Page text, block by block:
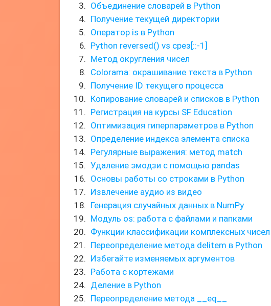
Объединение словарей в Python
Получение текущей директории
Оператор is в Python
Python reversed() vs срез[::-1]
Метод округления чисел
Colorama: окрашивание текста в Python
Получение ID текущего процесса
Копирование словарей и списков в Python
Регистрация на курсы SF Education
Оптимизация гиперпараметров в Python
Определение индекса элемента списка
Регулярные выражения: метод match
Удаление эмодзи с помощью pandas
Основы работы со строками в Python
Извлечение аудио из видео
Генерация случайных данных в NumPy
Модуль os: работа с файлами и папками
Функции классификации комплексных чисел
Переопределение метода delitem в Python
Избегайте изменяемых аргументов
Работа с кортежами
Деление в Python
Переопределение метода __eq__